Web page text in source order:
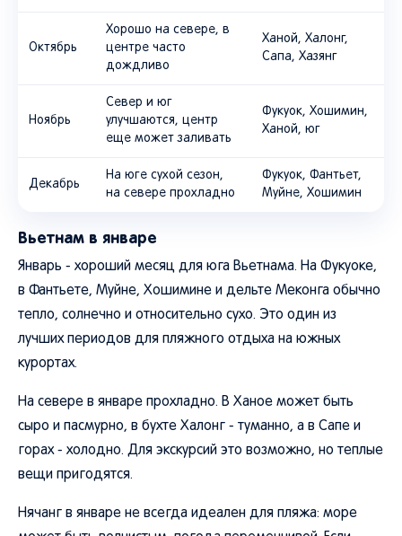
Октябрь
Хорошо на севере, в
центре часто
дождливо
Ханой, Халонг,
Сапа, Хазянг
Ноябрь
Север и юг
улучшаются, центр
еще может заливать
Фукуок, Хошимин,
Ханой, юг
Декабрь
На юге сухой сезон,
на севере прохладно
Фукуок, Фантьет,
Муйне, Хошимин
Вьетнам в январе
Январь - хороший месяц для юга Вьетнама. На Фукуоке,
в Фантьете, Муйне, Хошимине и дельте Меконга обычно
тепло, солнечно и относительно сухо. Это один из
лучших периодов для пляжного отдыха на южных
курортах.
На севере в январе прохладно. В Ханое может быть
сыро и пасмурно, в бухте Халонг - туманно, а в Сапе и
горах - холодно. Для экскурсий это возможно, но теплые
вещи пригодятся.
Нячанг в январе не всегда идеален для пляжа: море